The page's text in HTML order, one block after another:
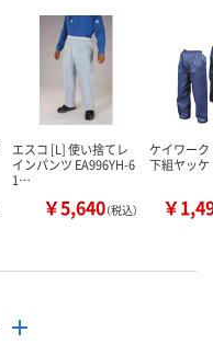
カゴへ カ
エスコ [L] 使い捨てレ
インパンツ EA996YH-6
1…
￥5,640（税込）
ケイワー
下組ヤッケ
￥